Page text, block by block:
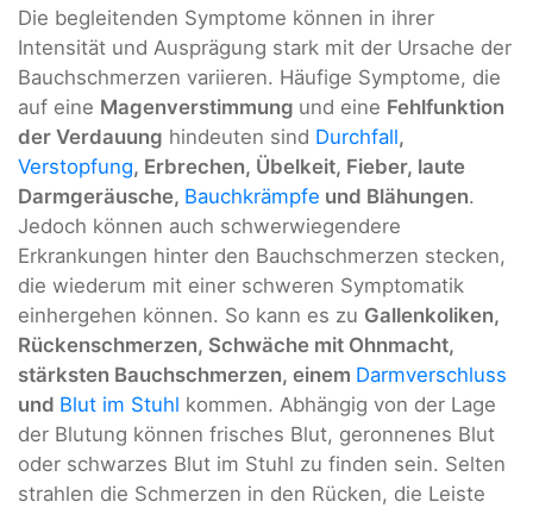
Die begleitenden Symptome können in ihrer
Intensität und Ausprägung stark mit der Ursache der
Bauchschmerzen variieren. Häufige Symptome, die
auf eine Magenverstimmung und eine Fehlfunktion
der Verdauung hindeuten sind Durchfall,
Verstopfung, Erbrechen, Übelkeit, Fieber, laute
Darmgeräusche, Bauchkrämpfe und Blähungen.
Jedoch können auch schwerwiegendere
Erkrankungen hinter den Bauchschmerzen stecken,
die wiederum mit einer schweren Symptomatik
einhergehen können. So kann es zu Gallenkoliken,
Rückenschmerzen, Schwäche mit Ohnmacht,
stärksten Bauchschmerzen, einem Darmverschluss
und Blut im Stuhl kommen. Abhängig von der Lage
der Blutung können frisches Blut, geronnenes Blut
oder schwarzes Blut im Stuhl zu finden sein. Selten
strahlen die Schmerzen in den Rücken, die Leiste